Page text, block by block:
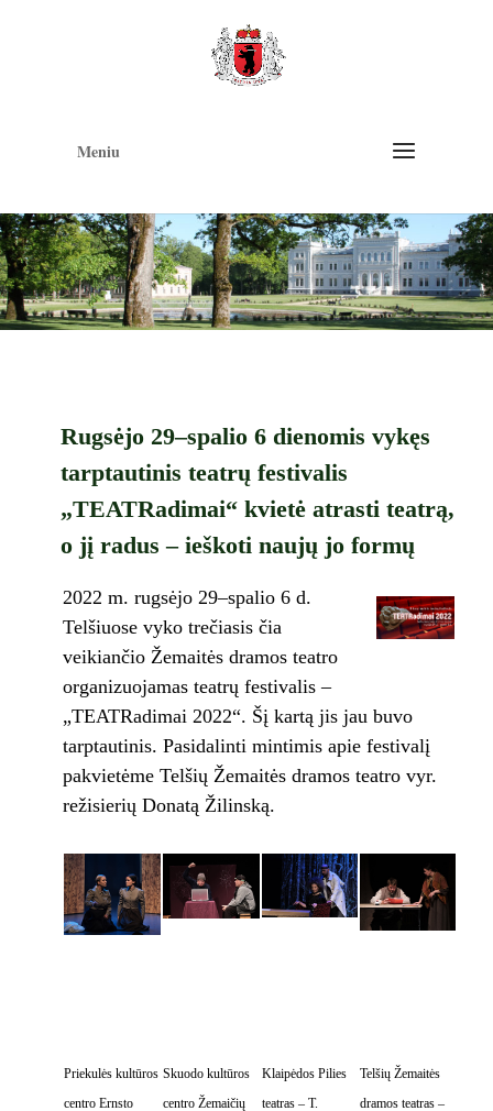
Meniu
Rugsėjo 29–spalio 6 dienomis vykęs
tarptautinis teatrų festivalis
„TEATRadimai“ kvietė atrasti teatrą,
o jį radus – ieškoti naujų jo formų
2022 m. rugsėjo 29–spalio 6 d.
Telšiuose vyko trečiasis čia
veikiančio Žemaitės dramos teatro
organizuojamas teatrų festivalis –
„TEATRadimai 2022“. Šį kartą jis jau buvo
tarptautinis. Pasidalinti mintimis apie festivalį
pakvietėme Telšių Žemaitės dramos teatro vyr.
režisierių Donatą Žilinską.
Priekulės kultūros
centro Ernsto
Skuodo kultūros
centro Žemaičių
Klaipėdos Pilies
teatras – T.
Telšių Žemaitės
dramos teatras –